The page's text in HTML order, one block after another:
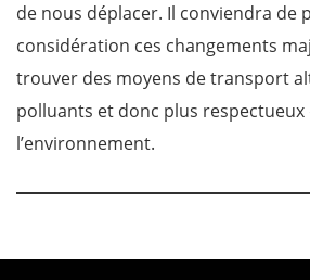
de nous déplacer. Il conviendra de
considération ces changements
trouver des moyens de transport
polluants et donc plus respectueux
l’environnement.